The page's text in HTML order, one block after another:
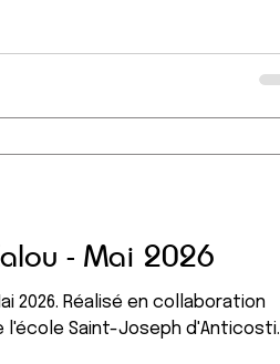
- Mai 2026
2026. Réalisé en collaboration
l'école Saint-Joseph d'Anticosti.